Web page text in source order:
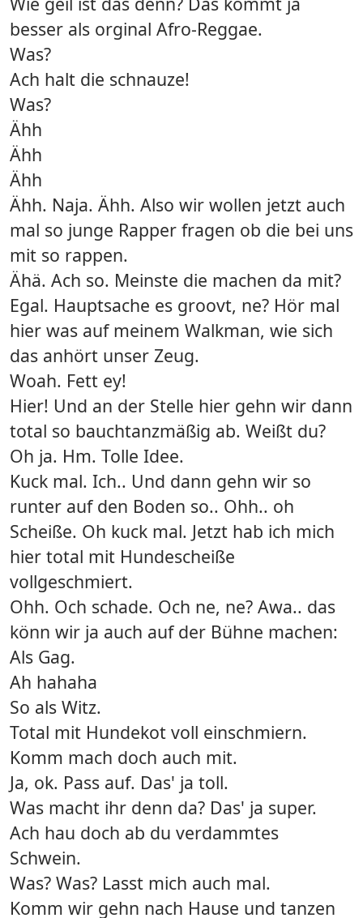
besser als orginal Afro-Reggae.
Was?
Ach halt die schnauze!
Was?
Ähh
Ähh
Ähh
Ähh. Naja. Ähh. Also wir wollen jetzt auch
mal so junge Rapper fragen ob die bei uns
mit so rappen.
Ähä. Ach so. Meinste die machen da mit?
Egal. Hauptsache es groovt, ne? Hör mal
hier was auf meinem Walkman, wie sich
das anhört unser Zeug.
Woah. Fett ey!
Hier! Und an der Stelle hier gehn wir dann
total so bauchtanzmäßig ab. Weißt du?
Oh ja. Hm. Tolle Idee.
Kuck mal. Ich.. Und dann gehn wir so
runter auf den Boden so.. Ohh.. oh
Scheiße. Oh kuck mal. Jetzt hab ich mich
hier total mit Hundescheiße
vollgeschmiert.
Ohh. Och schade. Och ne, ne? Awa.. das
könn wir ja auch auf der Bühne machen:
Als Gag.
Ah hahaha
So als Witz.
Total mit Hundekot voll einschmiern.
Komm mach doch auch mit.
Ja, ok. Pass auf. Das' ja toll.
Was macht ihr denn da? Das' ja super.
Ach hau doch ab du verdammtes
Schwein.
Was? Was? Lasst mich auch mal.
Komm wir gehn nach Hause und tanzen